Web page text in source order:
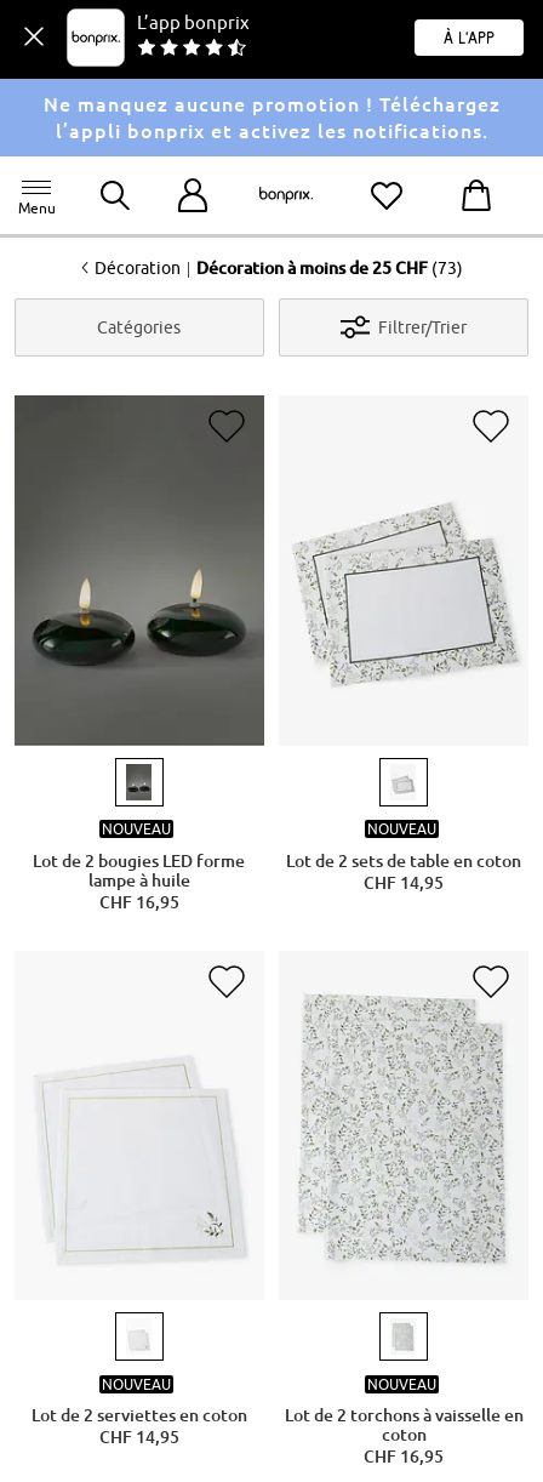
L’app bonprix
À l'app
Ne manquez aucune promotion ! Téléchargez
l’appli bonprix et activez les notifications.
Menu
<Décoration | Décoration à moins de 25 CHF (73)
Catégories Filtrer/Trier
NOUVEAU
Lot de 2 bougies LED forme
lampe à huile
CHF 16,95
NOUVEAU
Lot de 2 sets de table en coton
CHF 14,95
NOUVEAU
Lot de 2 serviettes en coton
CHF 14,95
NOUVEAU
Lot de 2 torchons à vaisselle en
coton
CHF 16,95